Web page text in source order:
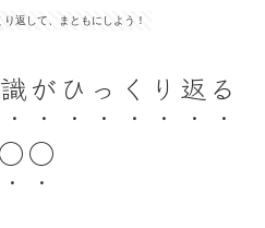
返して、まともにしよう！
がひっくり返る